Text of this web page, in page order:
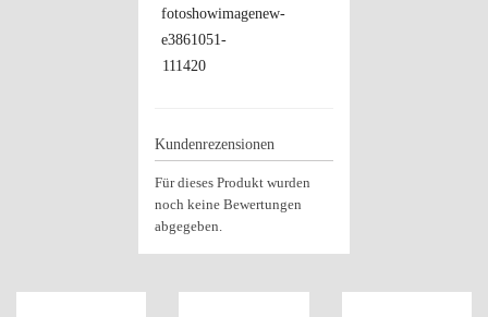
Kundenrezensionen
Für dieses Produkt wurden
noch keine Bewertungen
abgegeben.